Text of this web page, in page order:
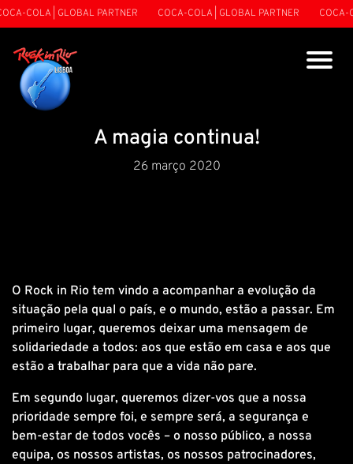
COLA | GLOBAL PARTNER COCA-COLA | GLOBAL PARTNER COCA-
A magia continua!
26 março 2020
O Rock in Rio tem vindo a acompanhar a evolução da
situação pela qual o país, e o mundo, estão a passar. Em
primeiro lugar, queremos deixar uma mensagem de
solidariedade a todos: aos que estão em casa e aos que
estão a trabalhar para que a vida não pare.
Em segundo lugar, queremos dizer-vos que a nossa
prioridade sempre foi, e sempre será, a segurança e
bem-estar de todos vocês – o nosso público, a nossa
equipa, os nossos artistas, os nossos patrocinadores,